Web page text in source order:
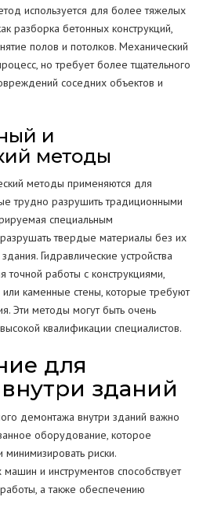
используется для более тяжелых
разборка бетонных конструкций,
полов и потолков. Механический
но требует более тщательного
соседних объектов и
и
методы
методы применяются для
трудно разрушить традиционными
специальным
твердые материалы без их
Гидравлические устройства
точной работы с конструкциями,
каменные стены, которые требуют
Эти методы могут быть очень
квалификации специалистов.
для
зданий
демонтажа внутри зданий важно
оборудование, которое
минимизировать риски.
и инструментов способствует
а также обеспечению